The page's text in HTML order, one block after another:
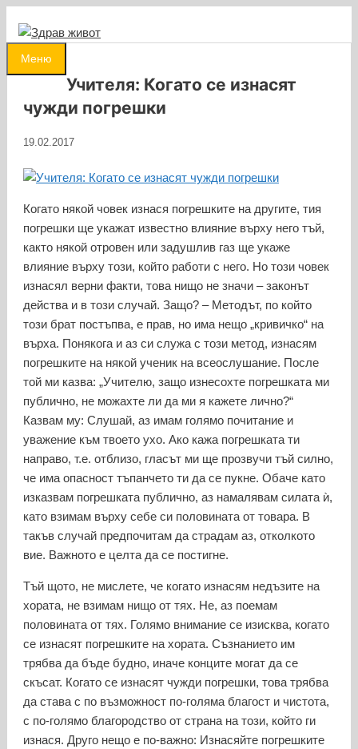
съдържанието
Меню
Учителя: Когато се изнасят
чужди погрешки
19.02.2017
Когато някой човек изнася погрешките на другите, тия
погрешки ще укажат известно влияние върху него тъй,
както някой отровен или задушлив газ ще укаже
влияние върху този, който работи с него. Но този човек
изнасял верни факти, това нищо не значи – законът
действа и в този случай. Защо? – Методът, по който
този брат постъпва, е прав, но има нещо „кривичко“ на
върха. Понякога и аз си служа с този метод, изнасям
погрешките на някой ученик на всеослушание. После
той ми казва: „Учителю, защо изнесохте погрешката ми
публично, не можахте ли да ми я кажете лично?“
Казвам му: Слушай, аз имам голямо почитание и
уважение към твоето ухо. Ако кажа погрешката ти
направо, т.е. отблизо, гласът ми ще прозвучи тъй силно,
че има опасност тъпанчето ти да се пукне. Обаче като
изказвам погрешката публично, аз намалявам силата ѝ,
като взимам върху себе си половината от товара. В
такъв случай предпочитам да страдам аз, отколкото
вие. Важното е целта да се постигне.
Тъй щото, не мислете, че когато изнасям недъзите на
хората, не взимам нищо от тях. Не, аз поемам
половината от тях. Голямо внимание се изисква, когато
се изнасят погрешките на хората. Съзнанието им
трябва да бъде будно, иначе конците могат да се
скъсат. Когато се изнасят чужди погрешки, това трябва
да става с по възможност по-голяма благост и чистота,
с по-голямо благородство от страна на този, който ги
изнася. Друго нещо е по-важно: Изнасяйте погрешките